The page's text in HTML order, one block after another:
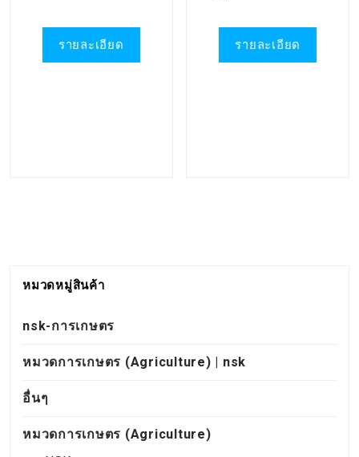
รายละเอียด รายละเอียด
หมวดหมู่สินค้า
nsk-การเกษตร
หมวดการเกษตร (Agriculture) | nsk
อื่นๆ
หมวดการเกษตร (Agriculture)